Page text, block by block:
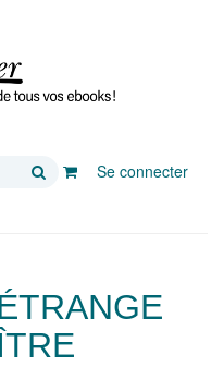
Se connecter